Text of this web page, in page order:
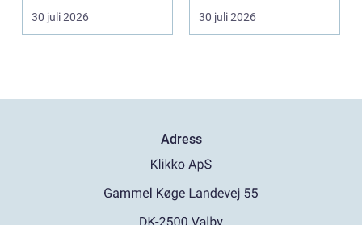
Med några nypor rätt
s...
30 juli 2026 30 juli 2026
Adress